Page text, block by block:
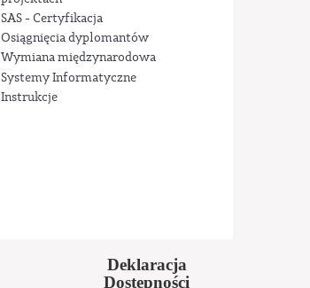
SAS - Certyfikacja
Osiągnięcia dyplomantów
Wymiana międzynarodowa
Systemy Informatyczne
Instrukcje
Deklaracja
Dostępności